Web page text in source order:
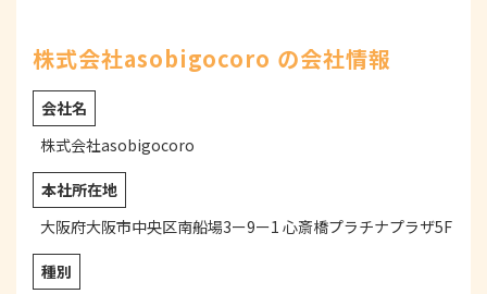
株式会社asobigocoro の会社情報
会社名
株式会社asobigocoro
本社所在地
大阪府大阪市中央区南船場3ー9ー1 心斎橋プラチナプラザ5F
種別